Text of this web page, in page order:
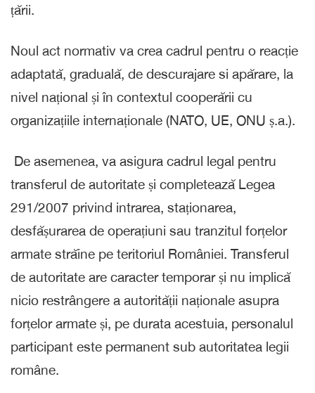
țării.
Noul act normativ va crea cadrul pentru o reacție
adaptată, graduală, de descurajare si apărare, la
nivel național și în contextul cooperării cu
organizațiile internaționale (NATO, UE, ONU ș.a.).
De asemenea, va asigura cadrul legal pentru
transferul de autoritate și completează Legea
291/2007 privind intrarea, staționarea,
desfășurarea de operațiuni sau tranzitul forțelor
armate străine pe teritoriul României. Transferul
de autoritate are caracter temporar și nu implică
nicio restrângere a autorității naționale asupra
forțelor armate și, pe durata acestuia, personalul
participant este permanent sub autoritatea legii
române.